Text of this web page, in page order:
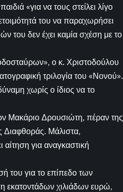
«για να τους στείλει λίγο
του να παραχωρήσει
του δεν έχει καμία σχέση με το
ο κ. Χριστοδούλου
τριλογία του «Νονού».
χωρίς ο ίδιος να το
Μακάριο Δρουσιώτη, πέραν της
Διαφθοράς. Μάλιστα,
αίτηση για αναγκαστική
του για το επίπεδο των
εκατοντάδων χιλιάδων ευρώ,